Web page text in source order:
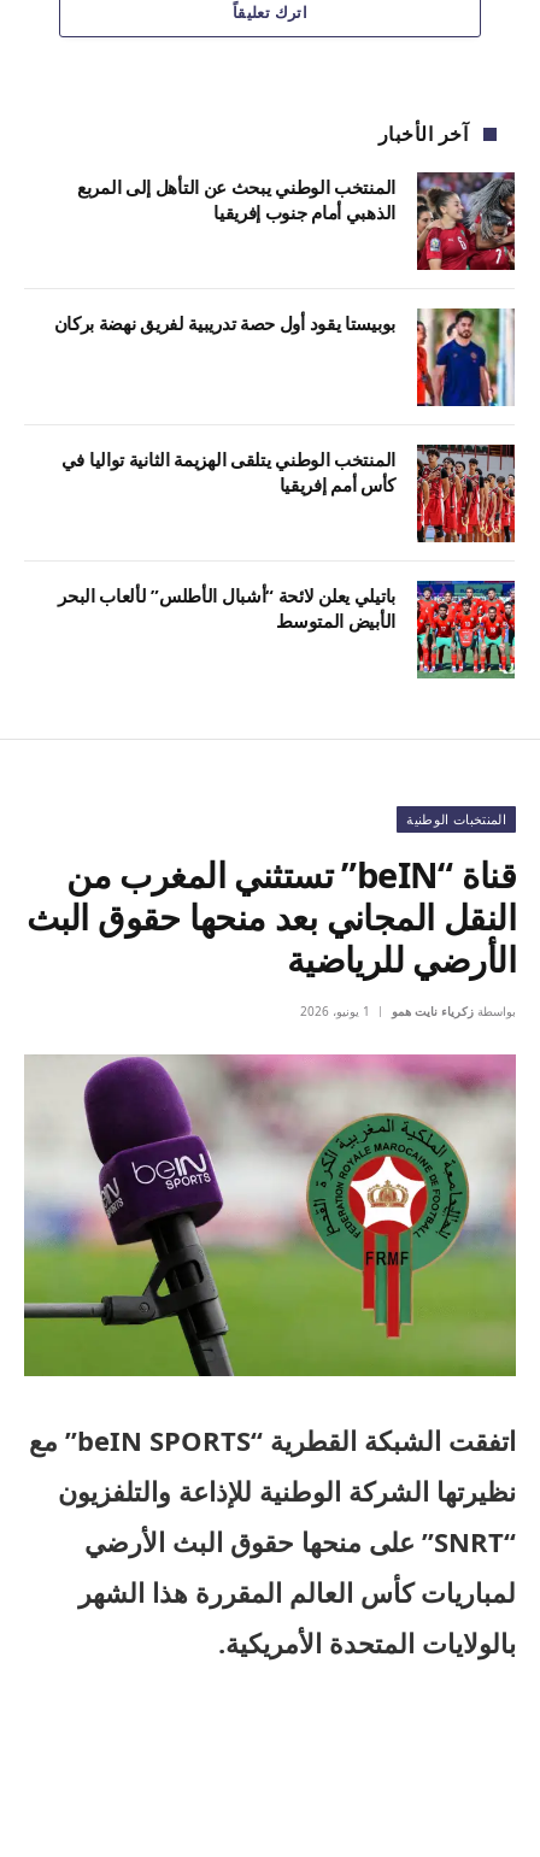
اترك تعليقاً
آخر الأخبار
المنتخب الوطني يبحث عن التأهل إلى المربع
الذهبي أمام جنوب إفريقيا
بوبيستا يقود أول حصة تدريبية لفريق نهضة بركان
المنتخب الوطني يتلقى الهزيمة الثانية تواليا في
كأس أمم إفريقيا
باتيلي يعلن لائحة “أشبال الأطلس” لألعاب البحر
الأبيض المتوسط
المنتخبات الوطنية
قناة “beIN” تستثني المغرب من
النقل المجاني بعد منحها حقوق البث
الأرضي للرياضية
بواسطة زكرياء نايت همو 1 يونيو، 2026
اتفقت الشبكة القطرية “beIN SPORTS” مع
نظيرتها الشركة الوطنية للإذاعة والتلفزيون
“SNRT” على منحها حقوق البث الأرضي
لمباريات كأس العالم المقررة هذا الشهر
بالولايات المتحدة الأمريكية.